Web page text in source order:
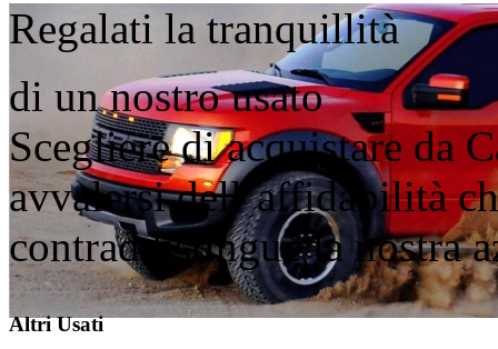
Regalati la tranquillità
di un nostro usato
Scegliere di acquistare da
avvalersi dell’affidabilità
contraddistingue la nostra
Altri Usati